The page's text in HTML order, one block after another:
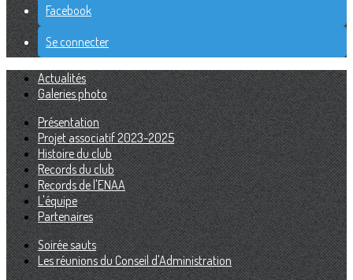
Facebook
Se connecter
Actualités
Galeries photo
Présentation
Projet associatif 2023-2025
Histoire du club
Records du club
Records de l'ENAA
L'équipe
Partenaires
Soirée sauts
Les réunions du Conseil d'Administration